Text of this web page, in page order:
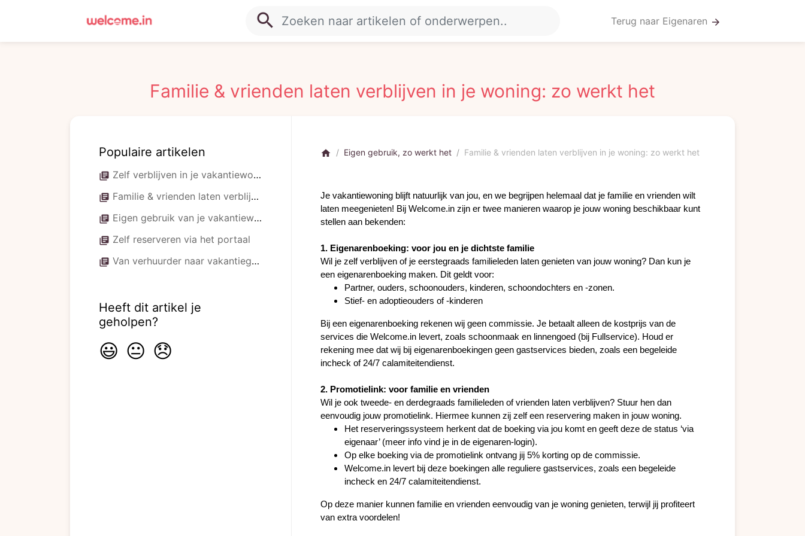
search Terug naar Eigenaren arrow_forward
Familie & vrienden laten verblijven in je woning: zo werkt het
Populaire artikelen
library_books Zelf verblijven in je vakantiewoning? Dit zijn de spelregels
library_books Familie & vrienden laten verblijven in je woning: zo werkt het
library_books Eigen gebruik van je vakantiewoning: hoe zit het met belasting?
library_books Zelf reserveren via het portaal
library_books Van verhuurder naar vakantieganger: zo boek je je eigen verblijf
Heeft dit artikel je
geholpen?
😃 😐 😞
home Eigen gebruik, zo werkt het Familie & vrienden laten verblijven in je woning: zo werkt het
Je vakantiewoning blijft natuurlijk van jou, en we begrijpen helemaal dat je familie en vrienden wilt
laten meegenieten! Bij Welcome.in zijn er twee manieren waarop je jouw woning beschikbaar kunt
stellen aan bekenden:
1. Eigenarenboeking: voor jou en je dichtste familie
Wil je zelf verblijven of je eerstegraads familieleden laten genieten van jouw woning? Dan kun je
een eigenarenboeking maken. Dit geldt voor:
Partner, ouders, schoonouders, kinderen, schoondochters en -zonen.
Stief- en adoptieouders of -kinderen
Bij een eigenarenboeking rekenen wij geen commissie. Je betaalt alleen de kostprijs van de
services die Welcome.in levert, zoals schoonmaak en linnengoed (bij Fullservice). Houd er
rekening mee dat wij bij eigenarenboekingen geen gastservices bieden, zoals een begeleide
incheck of 24/7 calamiteitendienst.
2. Promotielink: voor familie en vrienden
Wil je ook tweede- en derdegraads familieleden of vrienden laten verblijven? Stuur hen dan
eenvoudig jouw promotielink. Hiermee kunnen zij zelf een reservering maken in jouw woning.
Het reserveringssysteem herkent dat de boeking via jou komt en geeft deze de status ‘via
eigenaar’ (meer info vind je in de eigenaren-login).
Op elke boeking via de promotielink ontvang jij 5% korting op de commissie.
Welcome.in levert bij deze boekingen alle reguliere gastservices, zoals een begeleide
Op deze manier kunnen familie en vrienden eenvoudig van je woning genieten, terwijl jij profiteert
van extra voordelen!